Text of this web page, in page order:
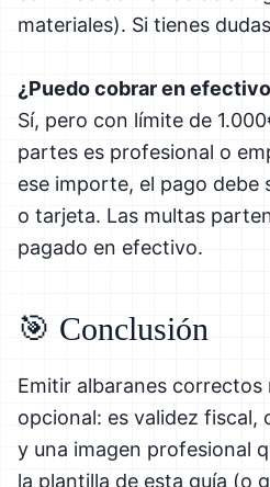
materiales). Si tienes
¿Puedo cobrar en
Sí, pero con límite de
partes es profesional o
ese importe, el pago debe
o tarjeta. Las multas
pagado en efectivo.
🎯 Conclusión
Emitir albaranes correctos
opcional: es validez fiscal,
y una imagen profesional
la plantilla de esta guía (o